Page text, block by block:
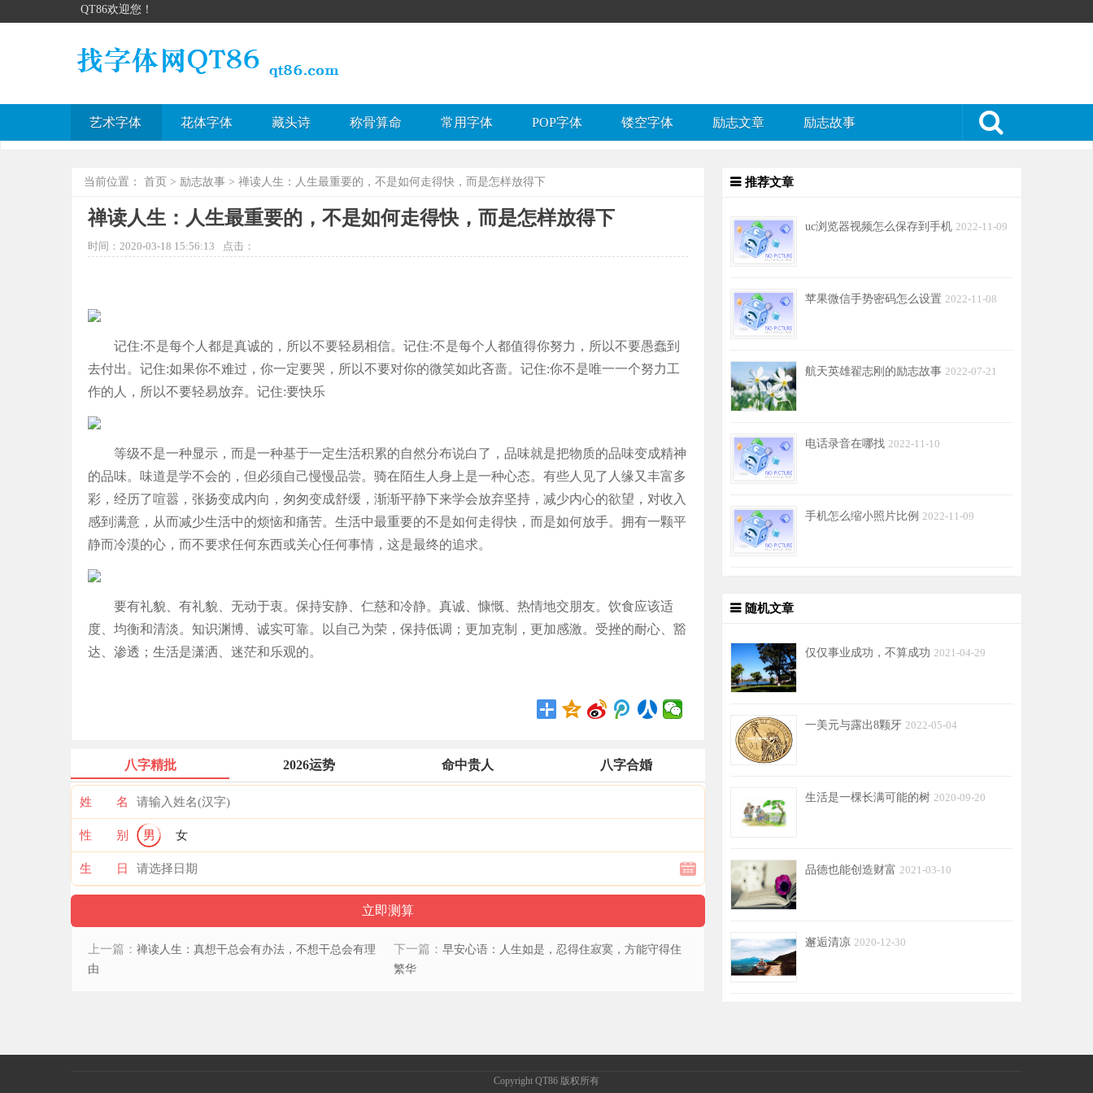
QT86欢迎您！
艺术字体 花体字体 藏头诗 称骨算命 常用字体 POP字体 镂空字体 励志文章 励志故事
当前位置： 首页 > 励志故事 > 禅读人生：人生最重要的，不是如何走得快，而是怎样放得下
禅读人生：人生最重要的，不是如何走得快，而是怎样放得下
时间：2020-03-18 15:56:13 点击：
记住:不是每个人都是真诚的，所以不要轻易相信。记住:不是每个人都值得你努力，所以不要愚蠢到
去付出。记住:如果你不难过，你一定要哭，所以不要对你的微笑如此吝啬。记住:你不是唯一一个努力工
作的人，所以不要轻易放弃。记住:要快乐
等级不是一种显示，而是一种基于一定生活积累的自然分布说白了，品味就是把物质的品味变成精神
的品味。味道是学不会的，但必须自己慢慢品尝。骑在陌生人身上是一种心态。有些人见了人缘又丰富多
彩，经历了喧嚣，张扬变成内向，匆匆变成舒缓，渐渐平静下来学会放弃坚持，减少内心的欲望，对收入
感到满意，从而减少生活中的烦恼和痛苦。生活中最重要的不是如何走得快，而是如何放手。拥有一颗平
静而冷漠的心，而不要求任何东西或关心任何事情，这是最终的追求。
要有礼貌、有礼貌、无动于衷。保持安静、仁慈和冷静。真诚、慷慨、热情地交朋友。饮食应该适
度、均衡和清淡。知识渊博、诚实可靠。以自己为荣，保持低调；更加克制，更加感激。受挫的耐心、豁
达、渗透；生活是潇洒、迷茫和乐观的。
八字精批 2026运势 命中贵人 八字合婚
姓 名
性 别 男 女
生 日
上一篇： 禅读人生：真想干总会有办法，不想干总会有理
由
下一篇：早安心语：人生如是，忍得住寂寞，方能守得住
繁华
推荐文章
uc浏览器视频怎么保存到手机 2022-11-09
苹果微信手势密码怎么设置 2022-11-08
航天英雄翟志刚的励志故事 2022-07-21
电话录音在哪找 2022-11-10
手机怎么缩小照片比例 2022-11-09
随机文章
仅仅事业成功，不算成功 2021-04-29
一美元与露出8颗牙 2022-05-04
生活是一棵长满可能的树 2020-09-20
品德也能创造财富 2021-03-10
邂逅清凉 2020-12-30
Copyright QT86 版权所有